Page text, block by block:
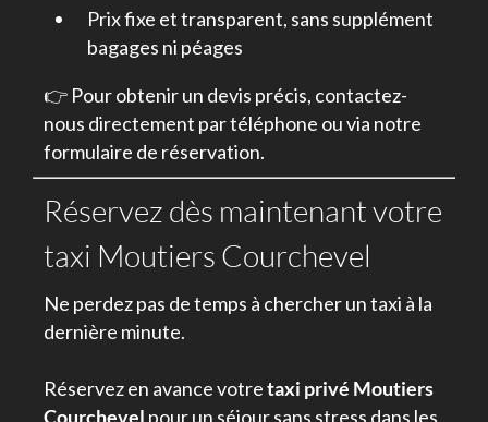
Prix fixe et transparent, sans supplément
bagages ni péages
👉 Pour obtenir un devis précis, contactez-
nous directement par téléphone ou via notre
formulaire de réservation.
Réservez dès maintenant votre
taxi Moutiers Courchevel
Ne perdez pas de temps à chercher un taxi à la
dernière minute.
Réservez en avance votretaxi privé Moutiers
Courchevel pour un séjour sans stress dans les